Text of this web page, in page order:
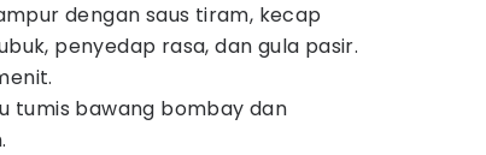
dengan saus tiram, kecap
penyedap rasa, dan gula pasir.
tumis bawang bombay dan